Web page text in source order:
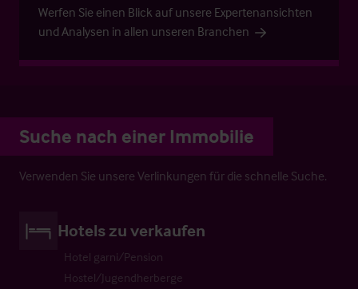
Werfen Sie einen Blick auf unsere Expertenansichten
und Analysen in allen unseren Branchen
Suche nach einer Immobilie
Verwenden Sie unsere Verlinkungen für die schnelle Suche.
Hotels zu verkaufen
Hotel garni/Pension
Hostel/Jugendherberge